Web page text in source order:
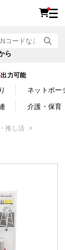
ら
出力可能
ネットポー
介護・保育
推し活